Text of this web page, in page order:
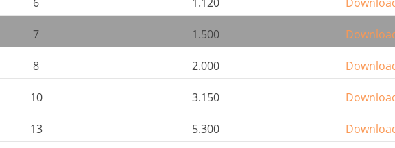
7 1.500
8 2.000
10 3.150
13 5.300